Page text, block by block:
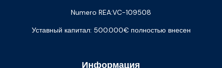
Информация
Numero REA:VC-109508
Уставный капитал: 500.000€ полностью внесен